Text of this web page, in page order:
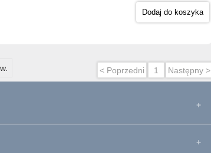
Dodaj do koszyka
< Poprzedni 1 Następny >